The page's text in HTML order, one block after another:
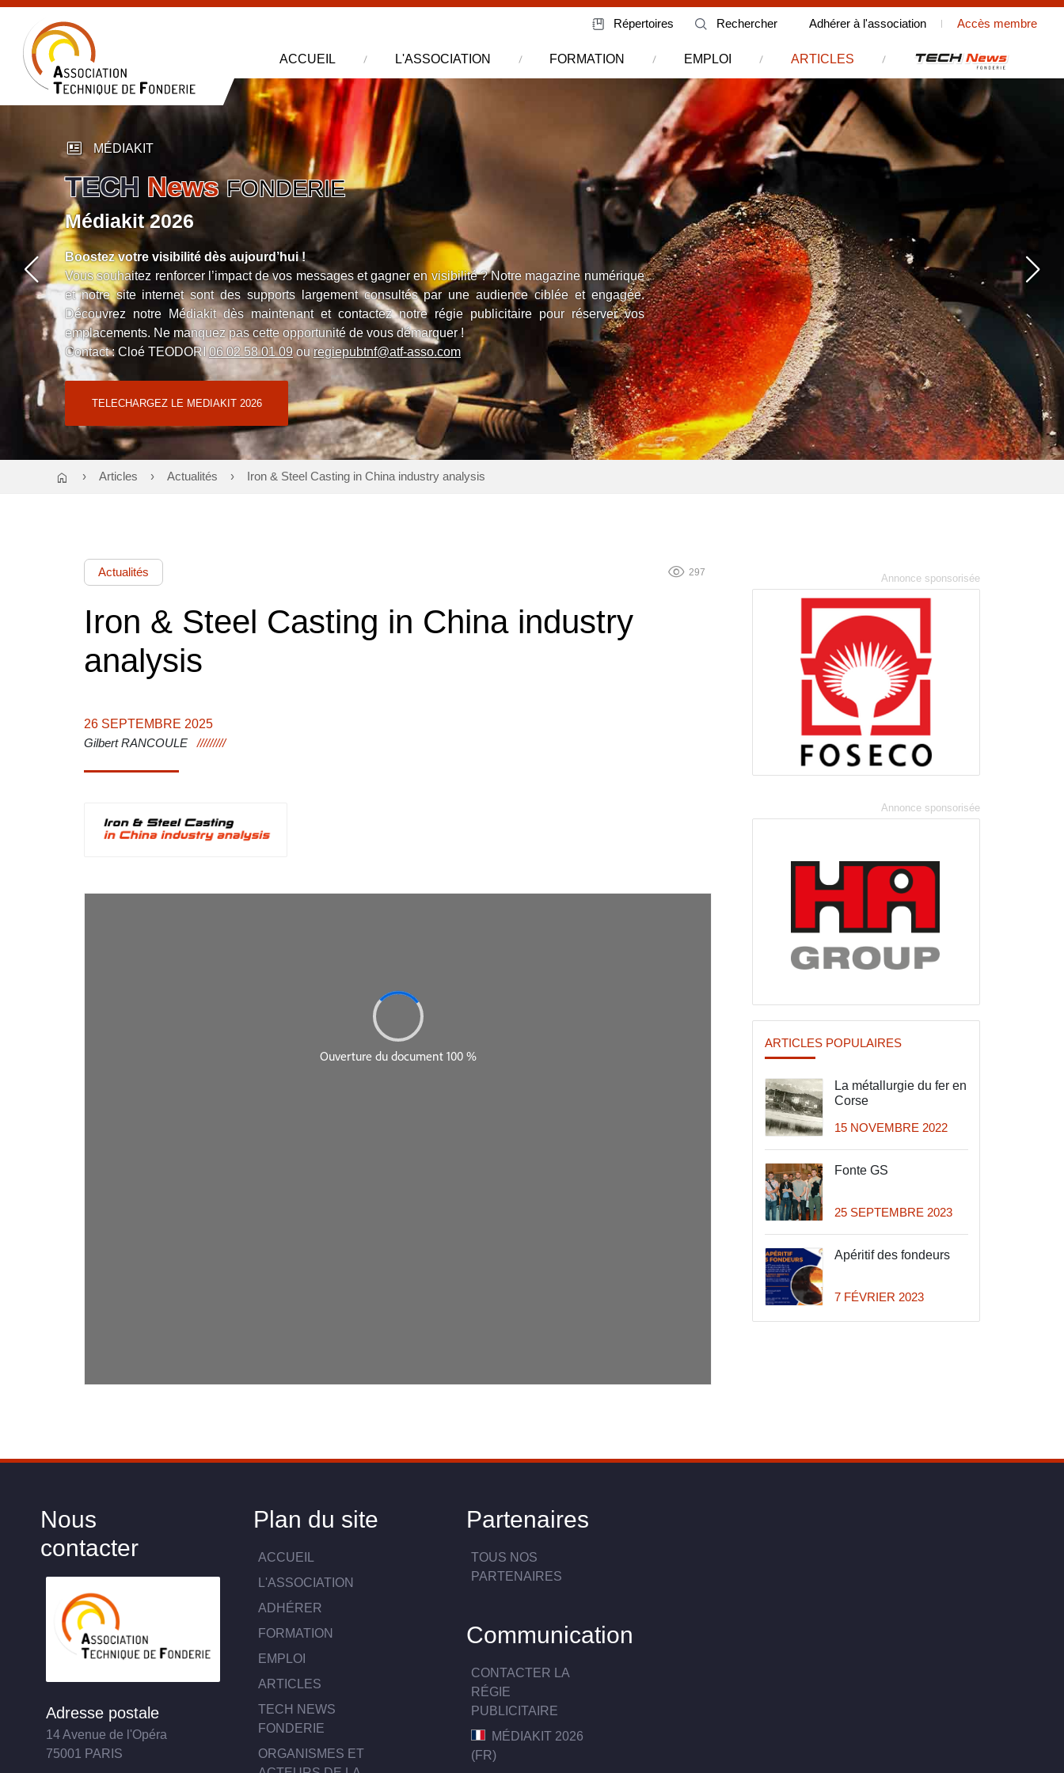
Répertoires
Rechercher
sur le site
Rechercher Adhérer à l'association Accès membre
ACCUEIL L'ASSOCIATION FORMATION EMPLOI ARTICLES
TECH News FONDERIE
Médiakit 2026
newsmode MÉDIAKIT
Boostez votre visibilité dès aujourd’hui !
Vous souhaitez renforcer l’impact de vos messages et gagner en visibilité ? Notre magazine numérique
et notre site internet sont des supports largement consultés par une audience ciblée et engagée.
Découvrez notre Médiakit dès maintenant et contactez notre régie publicitaire pour réserver vos
emplacements. Ne manquez pas cette opportunité de vous démarquer !
Contact : Cloé TEODORI06 02 58 01 09ou regiepubtnf@atf-asso.com
TELECHARGEZ LE MEDIAKIT 2026
home Articles Actualités Iron & Steel Casting in China industry analysis
Actualités visibility 297
Iron & Steel Casting in China industry
analysis
26 SEPTEMBRE 2025
Gilbert RANCOULE
ARTICLES POPULAIRES
La métallurgie du fer en
Corse
15 NOVEMBRE 2022
Fonte GS
25 SEPTEMBRE 2023
Apéritif des fondeurs
7 FÉVRIER 2023
Nous
contacter
Adresse postale
14 Avenue de l'Opéra
75001 PARIS
Plan du site
ACCUEIL
L'ASSOCIATION
ADHÉRER
FORMATION
EMPLOI
ARTICLES
TECH NEWS
FONDERIE
ORGANISMES ET
Partenaires
TOUS NOS
PARTENAIRES
Communication
CONTACTER LA
RÉGIE
PUBLICITAIRE
MÉDIAKIT 2026
(FR)